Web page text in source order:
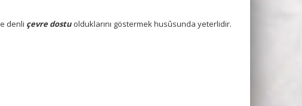
denli çevre dostuolduklarını göstermek husûsunda yeterlidir.